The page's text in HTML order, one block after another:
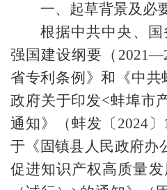
一、起草背景及必
根据中共中央、
强国建设纲要（
省专利条例》和《中共
政府关于印发<蚌埠市
通知》（蚌发〔2024
于《固镇县人民政府办
促进知识产权高质量